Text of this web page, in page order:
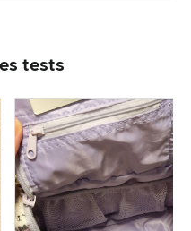
apparence
tests